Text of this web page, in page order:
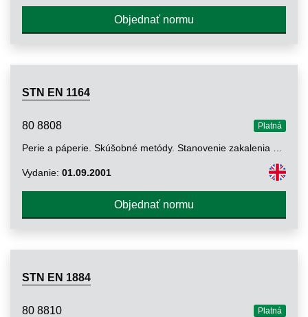
Objednať normu
STN EN 1164
80 8808 Platná
Vydanie: 01.09.2001
Objednať normu
STN EN 1884
80 8810 Platná